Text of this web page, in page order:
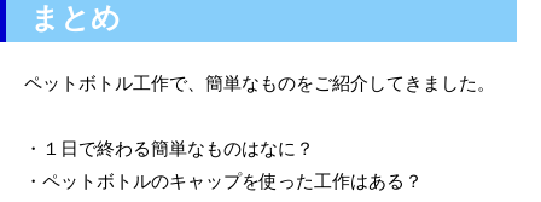
まとめ
ペットボトル工作で、簡単なものをご紹介してきました。
・１日で終わる簡単なものはなに？
・ペットボトルのキャップを使った工作はある？